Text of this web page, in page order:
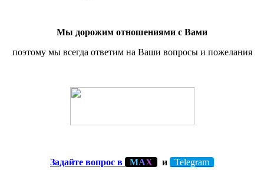
Мы дорожим отношениями с Вами
поэтому мы всегда ответим на Ваши вопросы и пожелания
Задайте вопрос в МАХ и Telegram